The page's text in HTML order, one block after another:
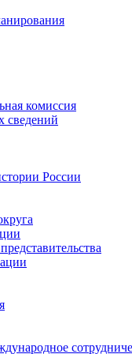
комиссия
сведений
России